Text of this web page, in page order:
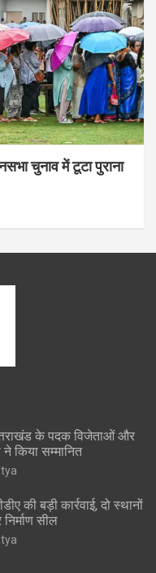
चुनाव में टूटा पुराना
के पदक विजेताओं और
ने किया सम्मानित
की बड़ी कार्रवाई, दो स्थानों
सील